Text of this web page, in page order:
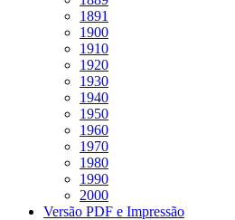
1891
1900
1910
1920
1930
1940
1950
1960
1970
1980
1990
2000
Versão PDF e Impressão